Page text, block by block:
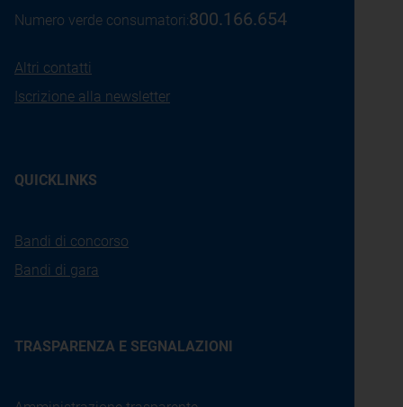
Numero verde consumatori:800.166.654
Altri contatti
Iscrizione alla newsletter
QUICKLINKS
Bandi di concorso
Bandi di gara
TRASPARENZA E SEGNALAZIONI